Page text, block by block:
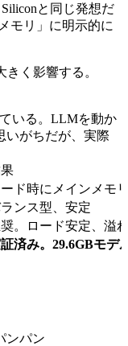
と同じ発想だ
モリ」に明示的に
く影響する。
いる。LLMを動か
いがちだが、実際
ード時にメインメモ
ンス型、安定
。ロード安定、溢
済み。29.6GBモデ
ンパン